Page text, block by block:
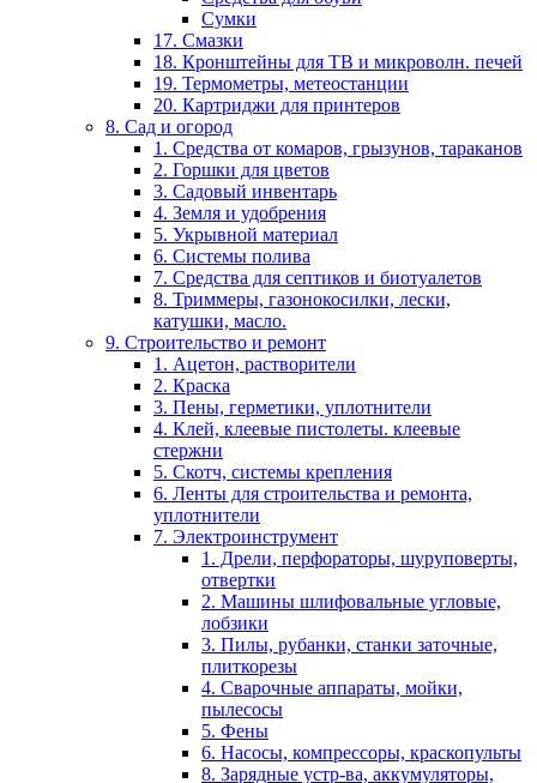
Сумки
17. Смазки
18. Кронштейны для ТВ и микроволн. печей
19. Термометры, метеостанции
20. Картриджи для принтеров
8. Сад и огород
1. Средства от комаров, грызунов, тараканов
2. Горшки для цветов
3. Садовый инвентарь
4. Земля и удобрения
5. Укрывной материал
6. Системы полива
7. Средства для септиков и биотуалетов
8. Триммеры, газонокосилки, лески,
катушки, масло.
9. Строительство и ремонт
1. Ацетон, растворители
2. Краска
3. Пены, герметики, уплотнители
4. Клей, клеевые пистолеты. клеевые
стержни
5. Скотч, системы крепления
6. Ленты для строительства и ремонта,
уплотнители
7. Электроинструмент
1. Дрели, перфораторы, шуруповерты,
отвертки
2. Машины шлифовальные угловые,
лобзики
3. Пилы, рубанки, станки заточные,
плиткорезы
4. Сварочные аппараты, мойки,
пылесосы
5. Фены
6. Насосы, компрессоры, краскопульты
8. Зарядные устр-ва, аккумуляторы,